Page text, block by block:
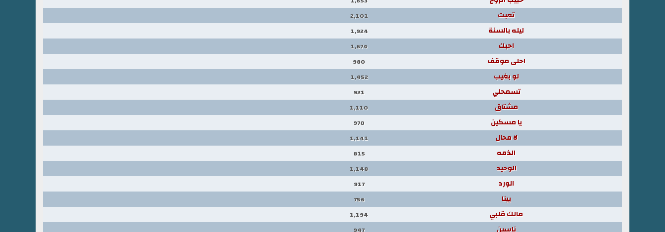
تعبت 2,101
ليله بالسنة 1,924
احبك 1,674
احلى موقف 980
لو بغيب 1,452
تسمحلي 921
مشتاق 1,110
يا مسكين 970
لا محال 1,141
الذمه 815
الوحيد 1,148
الورد 917
بينا 756
مالك قلبي 1,194
ناسين